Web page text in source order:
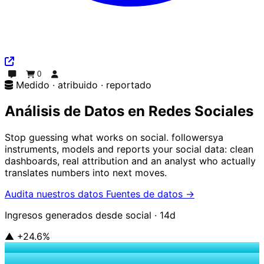
Chat
0
Pedido
Iniciar sesión
Medido · atribuido · reportado
Análisis de Datos en Redes Sociales
Stop guessing what works on social. followersya
instruments, models and reports your social data: clean
dashboards, real attribution and an analyst who actually
translates numbers into next moves.
Audita nuestros datos Fuentes de datos →
Ingresos generados desde social · 14d
▲ +24.6%